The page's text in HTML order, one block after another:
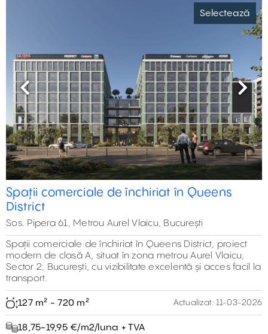
Selectează
Previous Next
Spații comerciale de închiriat în Queens
District
Sos. Pipera 61, Metrou Aurel Vlaicu, București
Spații comerciale de închiriat în Queens District, proiect
modern de clasă A, situat în zona metrou Aurel Vlaicu,
Sector 2, București, cu vizibilitate excelentă și acces facil la
transport.
127 m² - 720 m² Actualizat: 11-03-2026
18,75-19,95 €‎/m2/luna + TVA